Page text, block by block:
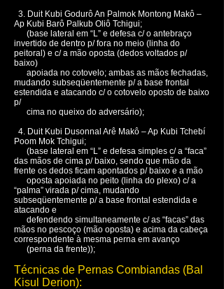
3. Duit Kubi Godurô An Palmok Montong Makô –
Ap Kubi Barô Palkub Oliô Tchigui;
(base lateral em “L” e defesa c/ o antebraço
invertido de dentro p/ fora no meio (linha do
peitoral) e c/ a mão oposta (dedos voltados p/
baixo)
apoiada no cotovelo; ambas as mãos fechadas,
mudando subseqüentemente p/ a base frontal
estendida e atacando c/ o cotovelo oposto de baixo
p/
cima no queixo do adversário);
4. Duit Kubi Dusonnal Arê Makô – Ap Kubi Tchebí
Poom Mok Tchigui;
(base lateral em “L” e defesa simples c/ a “faca”
das mãos de cima p/ baixo, sendo que mão da
frente os dedos ficam apontados p/ baixo e a mão
oposta apoiada no peito (linha do plexo) c/ a
“palma” virada p/ cima, mudando
subseqüentemente p/ a base frontal estendida e
atacando e
defendendo simultaneamente c/ as “facas” das
mãos no pescoço (mão oposta) e acima da cabeça
correspondente à mesma perna em avanço
(perna da frente));
Técnicas de Pernas Combiandas (Bal
Kisul Derion):